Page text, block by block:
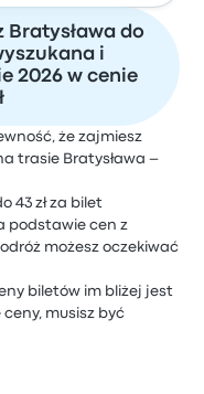
Bratysława do
i
2026 w cenie
że zajmiesz
trasie Bratysława –
43 zł za bilet
podstawie cen z
możesz oczekiwać
biletów im bliżej jest
musisz być